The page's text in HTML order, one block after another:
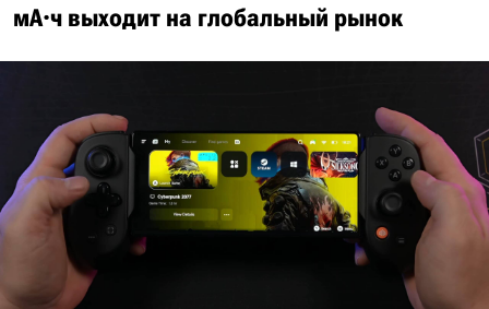
мА·ч выходит на глобальный рынок